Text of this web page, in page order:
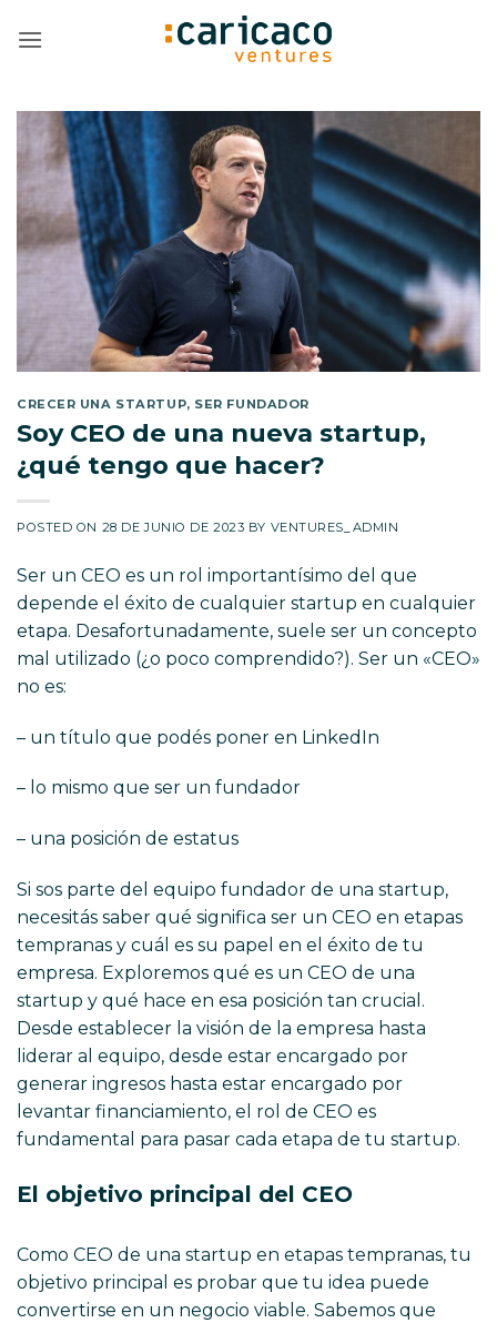
CRECER UNA STARTUP, SER FUNDADOR
Soy CEO de una nueva startup,
¿qué tengo que hacer?
POSTED ON 28 DE JUNIO DE 2023 BY VENTURES_ADMIN
Ser un CEO es un rol importantísimo del que
depende el éxito de cualquier startup en cualquier
etapa. Desafortunadamente, suele ser un concepto
mal utilizado (¿o poco comprendido?). Ser un «CEO»
no es:
– un título que podés poner en LinkedIn
– lo mismo que ser un fundador
– una posición de estatus
Si sos parte del equipo fundador de una startup,
necesitás saber qué significa ser un CEO en etapas
tempranas y cuál es su papel en el éxito de tu
empresa. Exploremos qué es un CEO de una
startup y qué hace en esa posición tan crucial.
Desde establecer la visión de la empresa hasta
liderar al equipo, desde estar encargado por
generar ingresos hasta estar encargado por
levantar financiamiento, el rol de CEO es
fundamental para pasar cada etapa de tu startup.
El objetivo principal del CEO
Como CEO de una startup en etapas tempranas, tu
objetivo principal es probar que tu idea puede
convertirse en un negocio viable. Sabemos que